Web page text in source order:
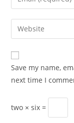
comment
your
email
address
comment
Enter
your
website
URL
(optional)
Save my name,
next time I
two ×six =